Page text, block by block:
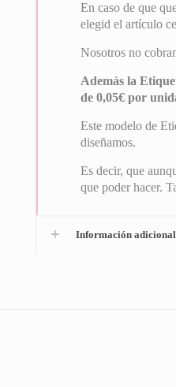
En caso de que
elegid el artículo
Nosotros no
Además la
de 0,05€ por
Este modelo de
diseñamos.
Es decir, que
que poder hacer.
Información adicional